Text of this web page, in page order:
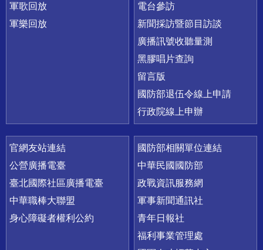
軍歌回放
軍樂回放
電台參訪
新聞採訪暨節目訪談
廣播訊號收聽量測
黑膠唱片查詢
留言版
國防部退伍令線上申請
行政院線上申辦
官網友站連結
公營廣播電臺
臺北國際社區廣播電臺
中華職棒大聯盟
身心障礙者權利公約
國防部相關單位連結
中華民國國防部
政戰資訊服務網
軍事新聞通訊社
青年日報社
福利事業管理處